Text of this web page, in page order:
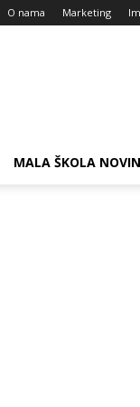
O nama Marketing
MALA ŠKOLA